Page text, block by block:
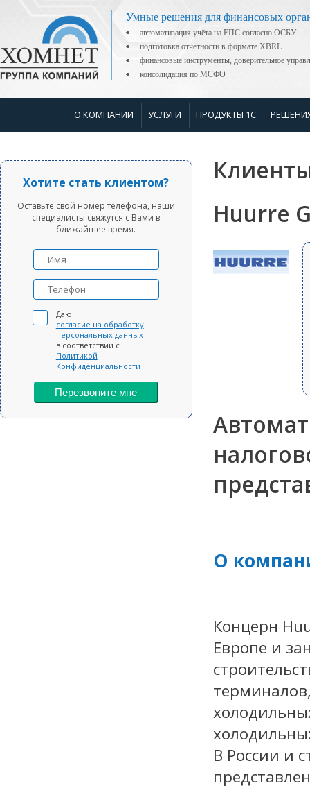
Умные решения для финансовых
автоматизация учёта на ЕПС согласно ОСБУ
подготовка отчётности в формате XBRL
финансовые инструменты, доверительное
консолидация по МСФО
О КОМПАНИИ УСЛУГИ ПРОДУКТЫ 1С
Хотите стать клиентом?
Оставьте свой номер телефона, наши
специалисты свяжутся с Вами в
ближайшее время.
Даю
согласие на обработку
персональных данных
в соответствии с
Политикой
Конфиденциальности
Перезвоните мне
Huurre
О
Концерн
Европе и
В России и